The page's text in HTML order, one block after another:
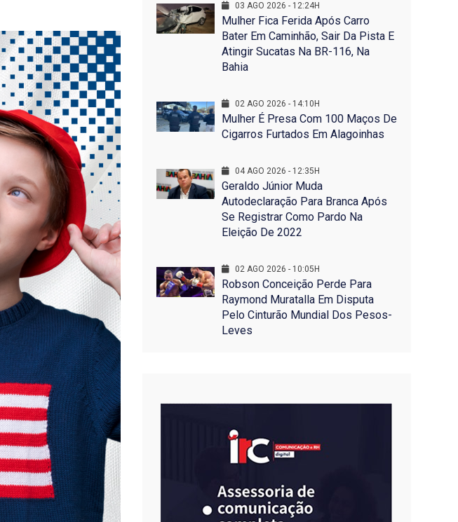
03 AGO 2026 - 12:24H
Mulher Fica Ferida Após Carro
Bater Em Caminhão, Sair Da Pista E
Atingir Sucatas Na BR-116, Na
Bahia
02 AGO 2026 - 14:10H
Mulher É Presa Com 100 Maços De
Cigarros Furtados Em Alagoinhas
04 AGO 2026 - 12:35H
Geraldo Júnior Muda
Autodeclaração Para Branca Após
Se Registrar Como Pardo Na
Eleição De 2022
02 AGO 2026 - 10:05H
Robson Conceição Perde Para
Raymond Muratalla Em Disputa
Pelo Cinturão Mundial Dos Pesos-
Leves